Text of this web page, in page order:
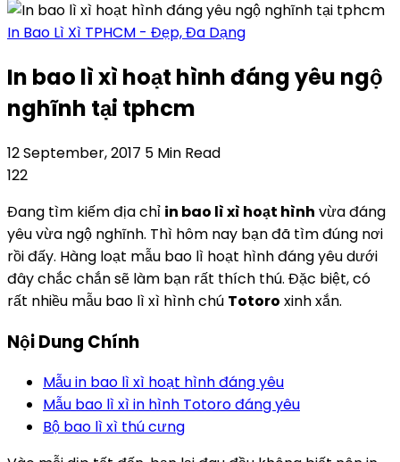
In Bao Lì Xì TPHCM - Đẹp, Đa Dạng
In bao lì xì hoạt hình đáng yêu ngộ
nghĩnh tại tphcm
12 September, 2017 5 Min Read
122
Đang tìm kiếm địa chỉ in bao lì xì hoạt hình vừa đáng
yêu vừa ngộ nghĩnh. Thì hôm nay bạn đã tìm đúng nơi
rồi đấy. Hàng loạt mẫu bao lì hoạt hình đáng yêu dưới
đây chắc chắn sẽ làm bạn rất thích thú. Đặc biệt, có
rất nhiều mẫu bao lì xì hình chú Totoro xinh xắn.
Nội Dung Chính
Mẫu in bao lì xì hoạt hình đáng yêu
Mẫu bao lì xì in hình Totoro đáng yêu
Bộ bao lì xì thú cưng